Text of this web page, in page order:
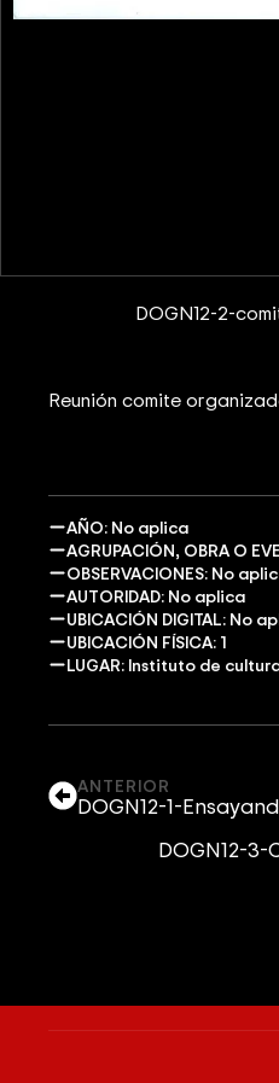
DOGN12-2-
Reunión comite
AÑO: No aplica
AGRUPACIÓN, OBRA O
OBSERVACIONES: No
AUTORIDAD: No aplica
UBICACIÓN DIGITAL: No
UBICACIÓN FÍSICA: 1
LUGAR: Instituto de
ANTERIOR
DOGN12-1-
DOGN12-